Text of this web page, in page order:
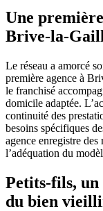
Une
Brive-la-
Le réseau a amorcé
première agence à
le franchisé
domicile adaptée.
continuité des
besoins spécifiques
agence enregistre
l’adéquation du
Petits-fils, un
du bien